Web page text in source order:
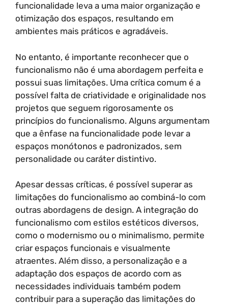
funcionalidade leva a uma maior organização e
otimização dos espaços, resultando em
ambientes mais práticos e agradáveis.
No entanto, é importante reconhecer que o
funcionalismo não é uma abordagem perfeita e
possui suas limitações. Uma crítica comum é a
possível falta de criatividade e originalidade nos
projetos que seguem rigorosamente os
princípios do funcionalismo. Alguns argumentam
que a ênfase na funcionalidade pode levar a
espaços monótonos e padronizados, sem
personalidade ou caráter distintivo.
Apesar dessas críticas, é possível superar as
limitações do funcionalismo ao combiná-lo com
outras abordagens de design. A integração do
funcionalismo com estilos estéticos diversos,
como o modernismo ou o minimalismo, permite
criar espaços funcionais e visualmente
atraentes. Além disso, a personalização e a
adaptação dos espaços de acordo com as
necessidades individuais também podem
contribuir para a superação das limitações do